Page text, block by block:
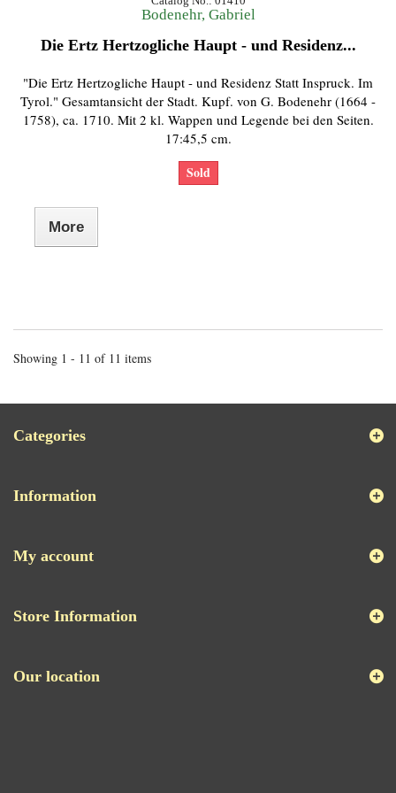
Bodenehr, Gabriel
Die Ertz Hertzogliche Haupt - und Residenz...
"Die Ertz Hertzogliche Haupt - und Residenz Statt Inspruck. Im
Tyrol." Gesamtansicht der Stadt. Kupf. von G. Bodenehr (1664 -
1758), ca. 1710. Mit 2 kl. Wappen und Legende bei den Seiten.
17:45,5 cm.
Sold
More
Showing 1 - 11 of 11 items
Categories
Information
My account
Store Information
Our location